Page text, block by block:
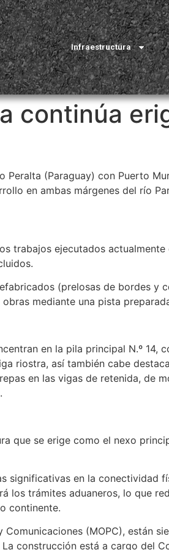
Infraestructura
continúa
(Paraguay) con Puerto
en ambas márgenes del río
trabajos ejecutados
(prelosas de bordes y
mediante una pista
en la pila principal N.º 14,
riostra, así también cabe
en las vigas de retenida, de
que se erige como el nexo
significativas en la conectividad
trámites aduaneros, lo que
continente.
(MOPC), están
construcción está a cargo del